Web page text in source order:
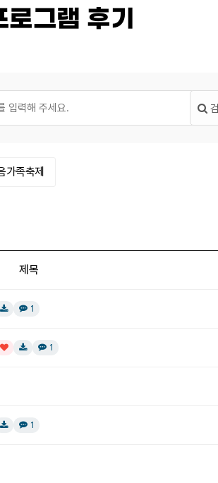
로그램 후기
가족축제카테고리
제목
다운로드
댓글
1개
인기글 다운로드
댓글
1개
다운로드
댓글
1개